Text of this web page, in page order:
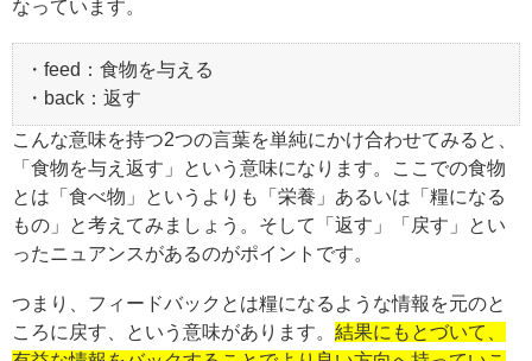
なっています。
・feed：食物を与える
・back：返す
こんな意味を持つ2つの言葉を単純にかけ合わせてみると、
「食物を与え返す」という意味になります。ここでの食物
とは「食べ物」というよりも「栄養」あるいは「糧になる
もの」と考えてみましょう。そして「返す」「戻す」とい
ったニュアンスがあるのがポイントです。
つまり、フィードバックとは糧になるような情報を元のと
ころに戻す、という意味があります。 結果にもとづいて、